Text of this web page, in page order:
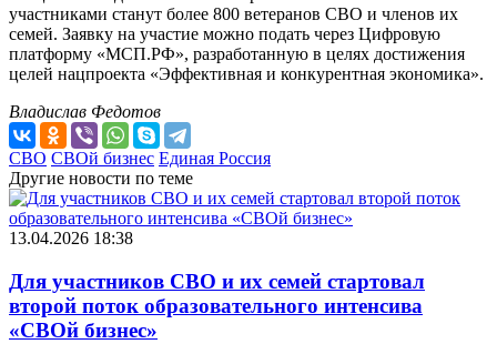
участниками станут более 800 ветеранов СВО и членов их
семей. Заявку на участие можно подать через Цифровую
платформу «МСП.РФ», разработанную в целях достижения
целей нацпроекта «Эффективная и конкурентная экономика».
Владислав Федотов
СВО СВОй бизнес Единая Россия
Другие новости по теме
13.04.2026 18:38
Для участников СВО и их семей стартовал
второй поток образовательного интенсива
«СВОй бизнес»